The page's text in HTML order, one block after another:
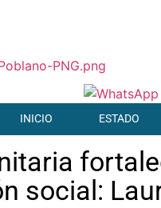
INICIO ESTADO
social: